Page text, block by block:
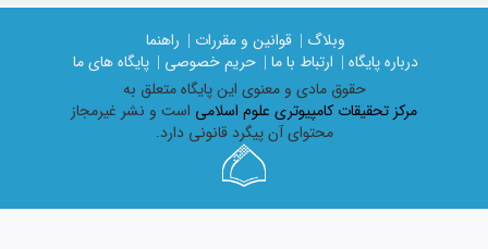
وبلاگ | قوانین و مقررات |
راهنما
درباره پایگاه |
ارتباط با ما | حریم خصوصی |
پایگاه های ما
حقوق مادی و معنوی اين پايگاه متعلق به
مرکز تحقیقات کامپیوتری علوم اسلامی است و نشر غیرمجاز
محتوای آن پیگرد قانونی دارد.